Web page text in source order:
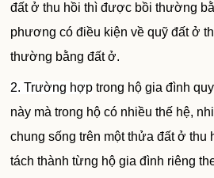
đất ở thu hồi thì được bồi thường
phương có điều kiện về quỹ đất ở
thường bằng đất ở.
2. Trường hợp trong hộ gia đình
này mà trong hộ có nhiều thế hệ,
chung sống trên một thửa đất ở thu
tách thành từng hộ gia đình riêng